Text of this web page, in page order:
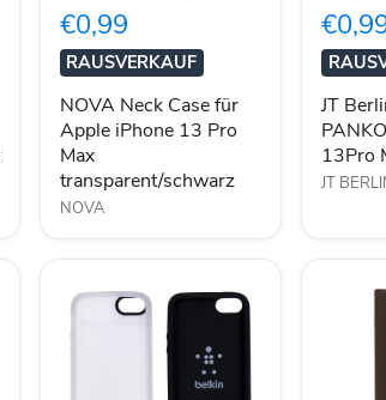
Apple
iPhone
13
Pro
Max
transparent/schwarz
€0,99
RAUSVERKAUF
NOVA Neck Case für
Apple iPhone 13 Pro
Max
transparent/schwarz
NOVA
Soft
iPhone
13Pro
Max
3er
Pack
JT
13Pro
JT